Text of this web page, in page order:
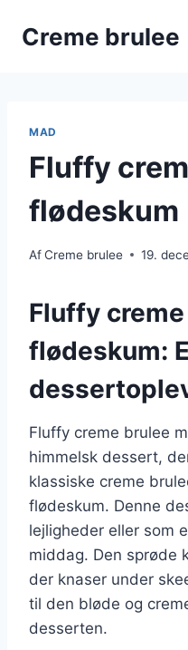
Creme brulee
MAD
Fluffy
flødeskum
AfCreme brulee 19.
Fluffy
flødeskum:
Fluffy creme brulee
himmelsk dessert,
klassiske creme
flødeskum. Denne
lejligheder eller som
middag. Den sprøde
der knaser under
til den bløde og
desserten.